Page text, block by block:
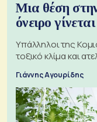
Μια θέση
όνειρο
Υπάλληλοι της
τοξικό κλίμα και
Γιάννης Αγουρίδης